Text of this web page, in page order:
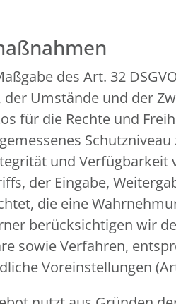
des Art. 32
der Umstände und der
für die Rechte und
und Verfügbarkeit
der Eingabe,
die eine
berücksichtigen wir
sowie Verfahren,
Voreinstellungen